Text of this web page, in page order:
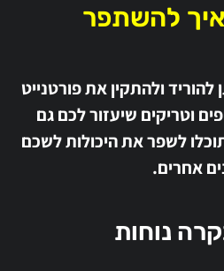
איך להשתפר
ולהתקין את פורטנייט
וטריקים שיעזור לכם גם
לשפר את היכולות לשכם
אחרים.
נוחות